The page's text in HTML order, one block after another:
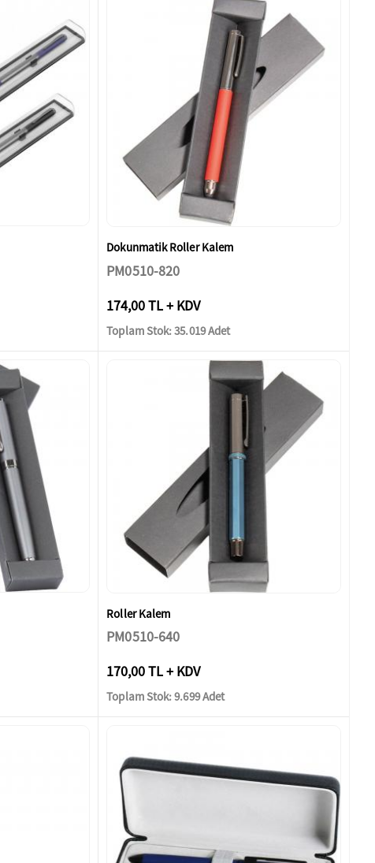
Dokunmatik Roller Kalem
PM0510-820
174,00 TL + KDV
Toplam Stok: 35.019 Adet
Roller Kalem
PM0510-640
170,00 TL + KDV
Toplam Stok: 9.699 Adet